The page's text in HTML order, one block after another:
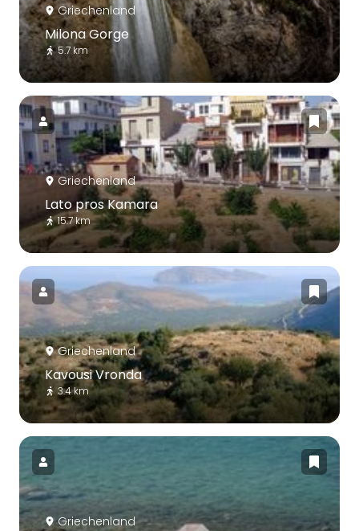
Griechenland
Milona Gorge
5.7 km
Griechenland
Lato pros Kamara
15.7 km
Griechenland
Kavousi Vronda
3.4 km
Griechenland